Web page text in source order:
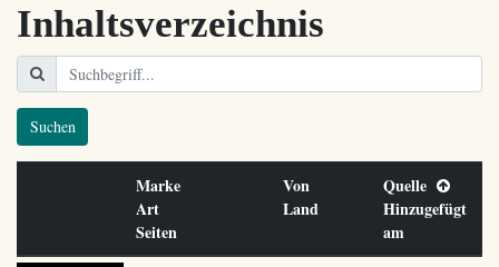
Inhaltsverzeichnis
Suchen
Marke
Art
Seiten
Von
Land
Quelle
Hinzugefügt
am